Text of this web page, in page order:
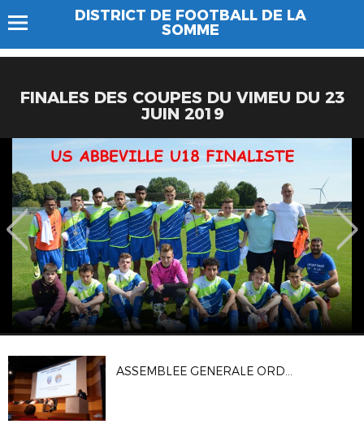
DISTRICT DE FOOTBALL DE LA
SOMME
FINALES DES COUPES DU VIMEU DU 23
JUIN 2019
ASSEMBLEE GENERALE ORDINAIRE DU DSF (04/10)